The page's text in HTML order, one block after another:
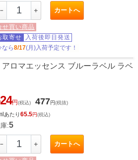
－ ＋ カートへ
せ買い商品
取寄せ
入荷後即日発送
なら8/17(月)入荷予定です！
ロマエッセンス ブルーラベル ラベ
円(税込) 477円(税抜)
あたり65.5円(税込)
:5
－ ＋ カートへ